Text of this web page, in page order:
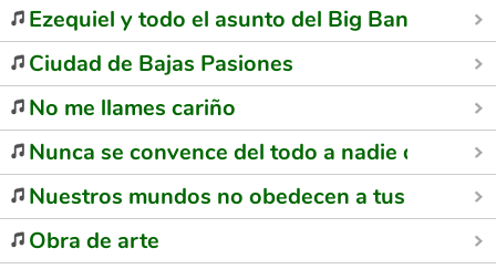
Ezequiel y todo el asunto del Big Bang
Ciudad de Bajas Pasiones
No me llames cariño
Nunca se convence del todo a nadie de nada
Nuestros mundos no obedecen a tus mapas
Obra de arte